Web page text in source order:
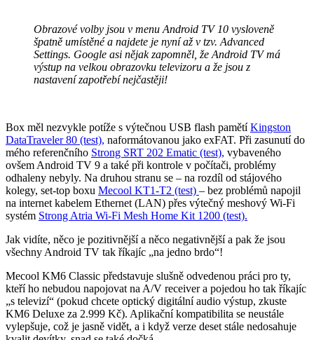
Obrazové volby jsou v menu Android TV 10 vysloveně
špatně umístěné a najdete je nyní až v tzv. Advanced
Settings. Google asi nějak zapomněl, že Android TV má
výstup na velkou obrazovku televizoru a že jsou z
nastavení zapotřebí nejčastěji!
Box měl nezvykle potíže s výtečnou USB flash pamětíKingston
DataTraveler 80 (test), naformátovanou jako exFAT. Při zasunutí do
mého referenčního Strong SRT 202 Ematic (test), vybaveného
ovšem Android TV 9 a také při kontrole v počítači, problémy
odhaleny nebyly. Na druhou stranu se – na rozdíl od stájového
kolegy, set-top boxu Mecool KT1-T2 (test) – bez problémů napojil
na internet kabelem Ethernet (LAN) přes výtečný meshový Wi-Fi
systém Strong Atria Wi-Fi Mesh Home Kit 1200 (test).
Jak vidíte, něco je pozitivnější a něco negativnější a pak že jsou
všechny Android TV tak říkajíc „na jedno brdo“!
Mecool KM6 Classic představuje slušně odvedenou práci pro ty,
kteří ho nebudou napojovat na A/V receiver a pojedou ho tak říkajíc
„s televizí“ (pokud chcete optický digitální audio výstup, zkuste
KM6 Deluxe za 2.999 Kč). Aplikační kompatibilita se neustále
vylepšuje, což je jasně vidět, a i když verze deset stále nedosahuje